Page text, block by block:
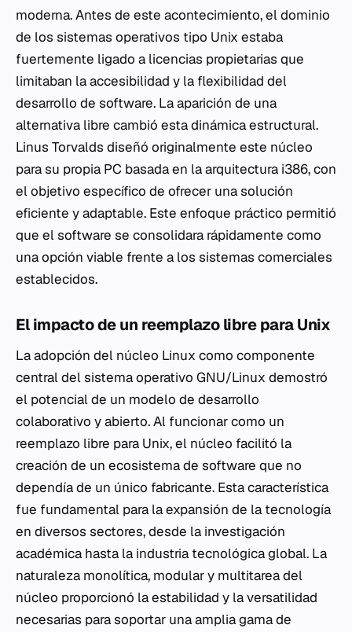
moderna. Antes de este acontecimiento, el dominio
de los sistemas operativos tipo Unix estaba
fuertemente ligado a licencias propietarias que
limitaban la accesibilidad y la flexibilidad del
desarrollo de software. La aparición de una
alternativa libre cambió esta dinámica estructural.
Linus Torvalds diseñó originalmente este núcleo
para su propia PC basada en la arquitectura i386, con
el objetivo específico de ofrecer una solución
eficiente y adaptable. Este enfoque práctico permitió
que el software se consolidara rápidamente como
una opción viable frente a los sistemas comerciales
establecidos.
El impacto de un reemplazo libre para Unix
La adopción del núcleo Linux como componente
central del sistema operativo GNU/Linux demostró
el potencial de un modelo de desarrollo
colaborativo y abierto. Al funcionar como un
reemplazo libre para Unix, el núcleo facilitó la
creación de un ecosistema de software que no
dependía de un único fabricante. Esta característica
fue fundamental para la expansión de la tecnología
en diversos sectores, desde la investigación
académica hasta la industria tecnológica global. La
naturaleza monolítica, modular y multitarea del
núcleo proporcionó la estabilidad y la versatilidad
necesarias para soportar una amplia gama de